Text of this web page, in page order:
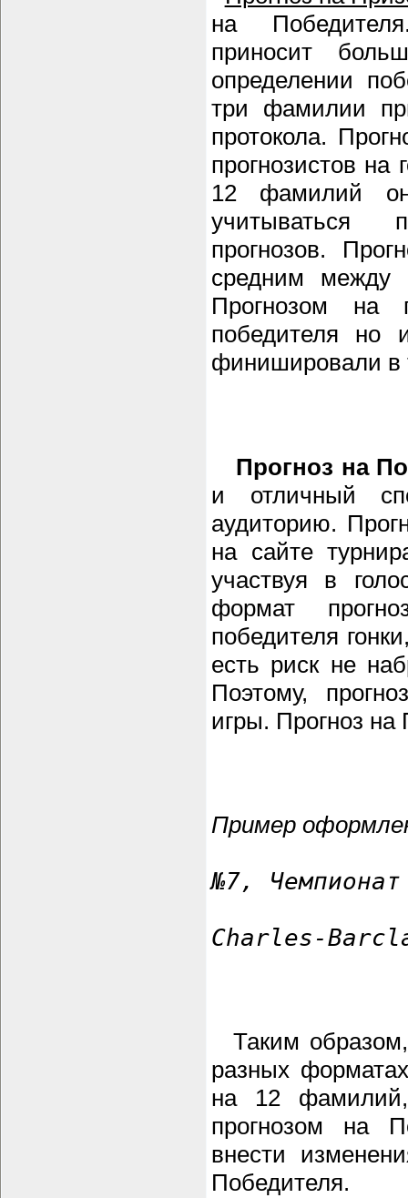
на
приносит
определении
три фамилии
протокола.
прогнозистов на
12 фамилий он
прогнозов.
средним
Прогнозом на
победителя но
финишировали в
Прогноз на
и отличный
аудиторию.
на сайте
участвуя в
формат
победителя
есть риск не
Поэтому,
игры. Прогноз на
Пример
№7,
Charles-
Таким
разных
на 12 фамилий,
прогнозом на
внести
Победителя.